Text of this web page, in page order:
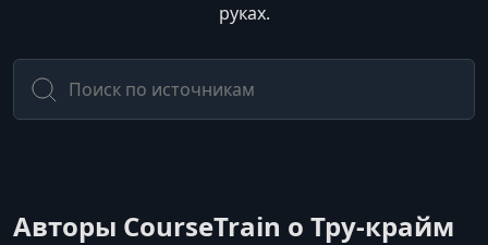
руках.
Авторы CourseTrain о Тру-крайм